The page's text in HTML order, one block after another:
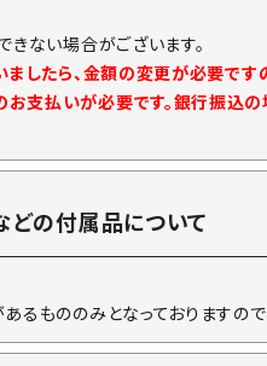
きない場合がございます。
したら、金額の変更が必要で
支払いが必要です。銀行振込
の付属品について
もののみとなっておりますので